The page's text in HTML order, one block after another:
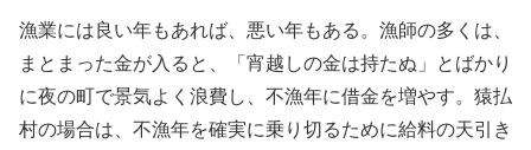
漁業には良い年もあれば、悪い年もある。漁師の多くは、
まとまった金が入ると、「宵越しの金は持たぬ」とばかり
に夜の町で景気よく浪費し、不漁年に借金を増やす。猿払
村の場合は、不漁年を確実に乗り切るために給料の天引き